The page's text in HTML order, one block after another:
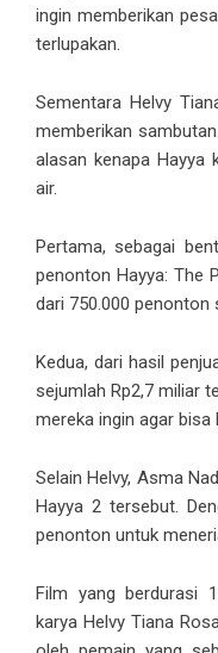
ingin memberikan
terlupakan.
Sementara Helvy
memberikan
alasan kenapa Hayya
air.
Pertama, sebagai
penonton Hayya: The
dari 750.000 penonton
Kedua, dari hasil
sejumlah Rp2,7 miliar
mereka ingin agar bisa
Selain Helvy, Asma
Hayya 2 tersebut.
penonton untuk
Film yang berdurasi
karya Helvy Tiana